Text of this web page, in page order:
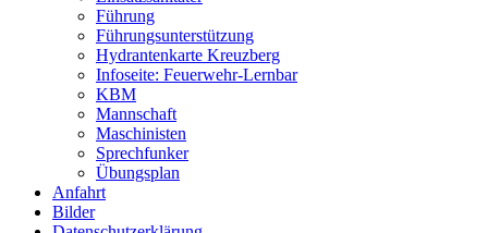
Führung
Führungsunterstützung
Hydrantenkarte Kreuzberg
Infoseite: Feuerwehr-Lernbar
KBM
Mannschaft
Maschinisten
Sprechfunker
Übungsplan
Anfahrt
Bilder